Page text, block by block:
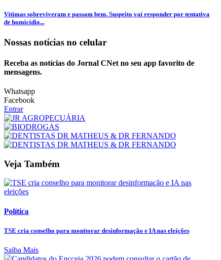
Vítimas sobreviveram e passam bem. Suspeito vai responder por tentativa
de homicídio...
Nossas notícias no celular
Receba as notícias do Jornal CNet no seu app favorito de
mensagens.
Whatsapp
Facebook
Entrar
Veja Também
Política
TSE cria conselho para monitorar desinformação e IA nas eleições
Saiba Mais